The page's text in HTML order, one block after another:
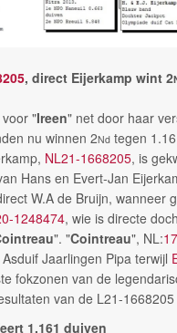
, direct Eijerkamp wint 2
"Ireen" net door haar
nu winnen 2Nd tegen
NL21-1668205, is
Hans en Evert-Jan
W.A de Bruijn, wanneer
1248474, wie is directe
". "Cointreau", NL:
Jaarlingen Pipa terwijl
fokzonen van de
van de L21-1668205
1.161 duiven